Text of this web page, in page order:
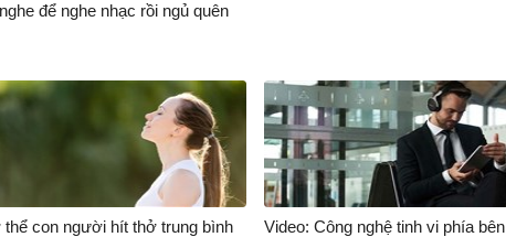
để nghe nhạc rồi ngủ quên
thể con người hít thở trung bình
Video: Công nghệ tinh vi phía bên